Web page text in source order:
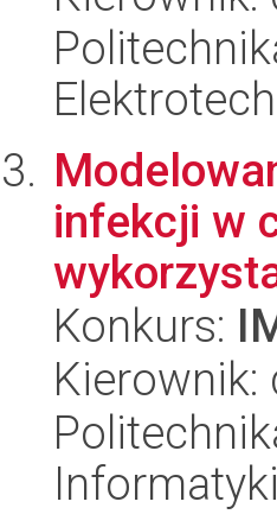
infekcji w
Konkurs:
Kierownik: